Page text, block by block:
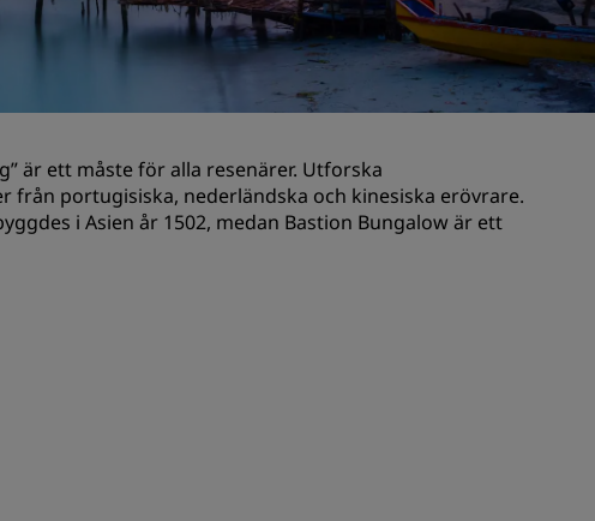
Bröllopslokaler
Hållbara vistelser
Vistelse för idrottslag
Hotell i centrum
Besök vår blogg
är ett måste för alla resenärer. Utforska
portugisiska, nederländska och kinesiska erövrare.
i Asien år 1502, medan Bastion Bungalow är ett